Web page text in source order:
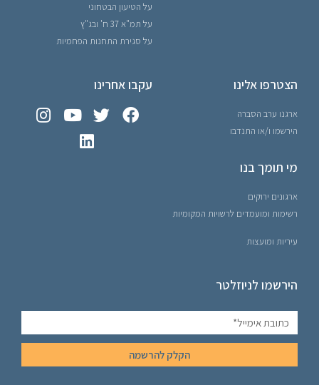
על הטיעון הבטחוני
על תמ"א 37 ח' ובג"ץ
על סגירת התחנות הפחמיות
הצטרפו אלינו
ארגנו ערב הסברה
הירשמו ו/או התנדבו
מי תומך בנו
ארגונים ירוקים
רשימות ומועמדים לרשויות המקומיות
עיריות ומועצות
עקבו אחרינו
הירשמו לניוזלטר
הקלק להרשמה